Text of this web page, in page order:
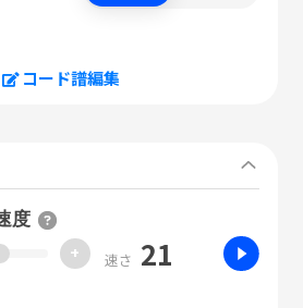
コード譜編集
度
+ 速さ 21